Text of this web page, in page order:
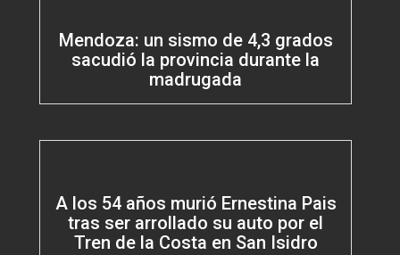
Mendoza: un sismo de 4,3 grados
sacudió la provincia durante la
madrugada
A los 54 años murió Ernestina Pais
tras ser arrollado su auto por el
Tren de la Costa en San Isidro